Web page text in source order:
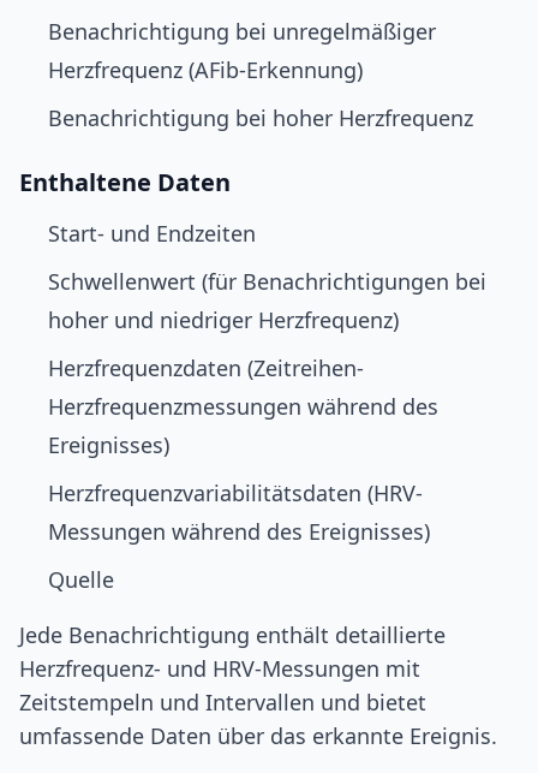
Benachrichtigung bei unregelmäßiger
Herzfrequenz (AFib-Erkennung)
Benachrichtigung bei hoher Herzfrequenz
Enthaltene Daten
Start- und Endzeiten
Schwellenwert (für Benachrichtigungen bei
hoher und niedriger Herzfrequenz)
Herzfrequenzdaten (Zeitreihen-
Herzfrequenzmessungen während des
Ereignisses)
Herzfrequenzvariabilitätsdaten (HRV-
Messungen während des Ereignisses)
Quelle
Jede Benachrichtigung enthält detaillierte
Herzfrequenz- und HRV-Messungen mit
Zeitstempeln und Intervallen und bietet
umfassende Daten über das erkannte Ereignis.